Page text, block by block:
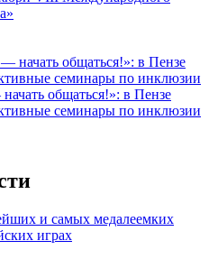
общаться!»: в Пензе
семинары по инклюзии